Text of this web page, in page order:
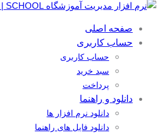
صفحه اصلی
حساب کاربری
حساب کاربری
سبد خرید
پرداخت
دانلود و راهنما
دانلود نرم افزار ها
دانلود فایل های راهنما